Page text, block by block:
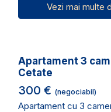
Vezi mai multe
Apartament 3
Cetate
300 € (negociabil)
Apartament cu 3